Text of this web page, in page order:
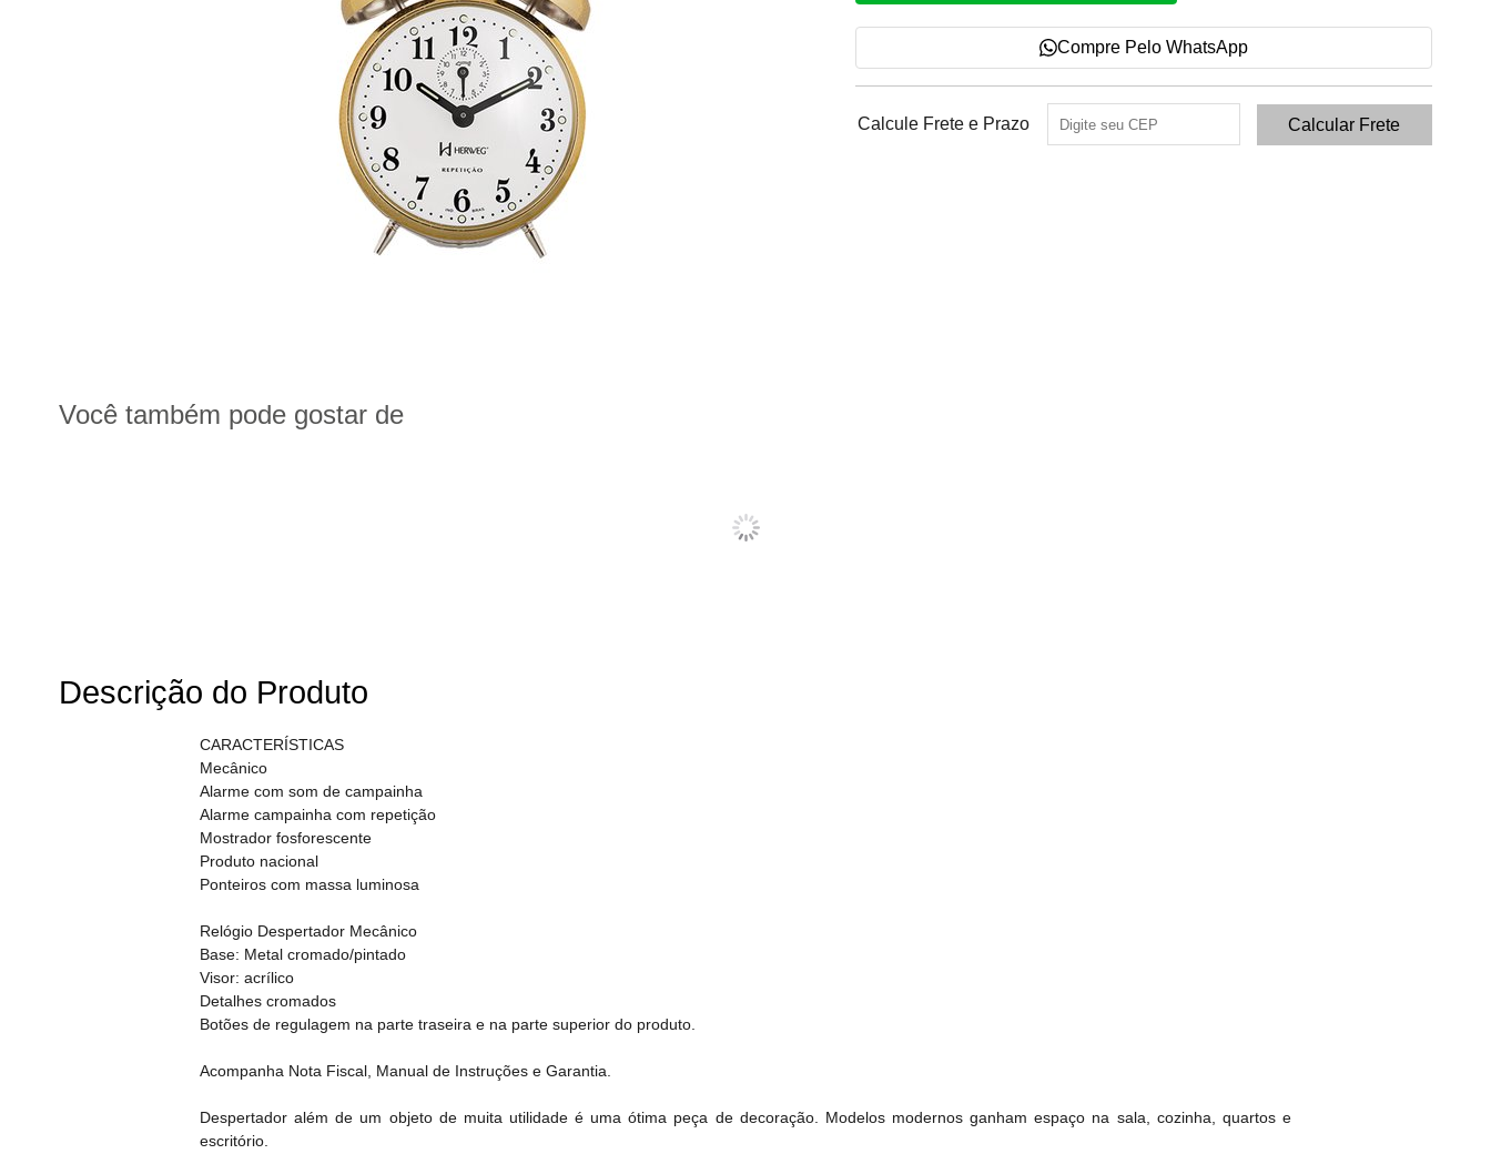
Compre Pelo WhatsApp
Calcule Frete e Prazo
Você também pode gostar de
Descrição do Produto
CARACTERÍSTICAS
Mecânico
Alarme com som de campainha
Alarme campainha com repetição
Mostrador fosforescente
Produto nacional
Ponteiros com massa luminosa
Relógio Despertador Mecânico
Base: Metal cromado/pintado
Visor: acrílico
Detalhes cromados
Botões de regulagem na parte traseira e na parte superior do produto.
Acompanha Nota Fiscal, Manual de Instruções e Garantia.
Despertador além de um objeto de muita utilidade é uma ótima peça de decoração. Modelos modernos ganham espaço na sala, cozinha, quartos e
escritório.